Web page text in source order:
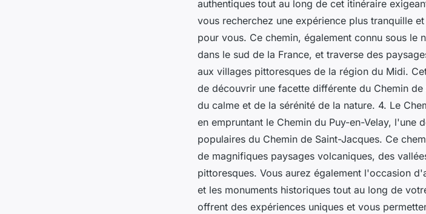
authentiques tout au long de cet itinéraire
vous recherchez une expérience plus tranquille
pour vous. Ce chemin, également connu sous le
dans le sud de la France, et traverse des
aux villages pittoresques de la région du Midi.
de découvrir une facette différente du Chemin
du calme et de la sérénité de la nature. 4. Le
en empruntant le Chemin du Puy-en-Velay, l'une
populaires du Chemin de Saint-Jacques. Ce
de magnifiques paysages volcaniques, des
pittoresques. Vous aurez également l'occasion
et les monuments historiques tout au long de
offrent des expériences uniques et vous